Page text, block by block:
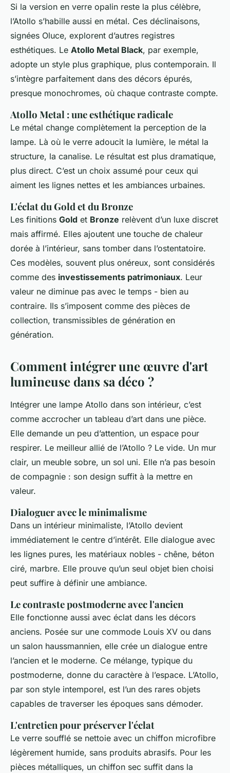
Si la version en verre opalin reste la plus célèbre,
l’Atollo s’habille aussi en métal. Ces déclinaisons,
signées Oluce, explorent d’autres registres
esthétiques. Le Atollo Metal Black, par exemple,
adopte un style plus graphique, plus contemporain. Il
s’intègre parfaitement dans des décors épurés,
presque monochromes, où chaque contraste compte.
Atollo Metal : une esthétique radicale
Le métal change complètement la perception de la
lampe. Là où le verre adoucit la lumière, le métal la
structure, la canalise. Le résultat est plus dramatique,
plus direct. C’est un choix assumé pour ceux qui
aiment les lignes nettes et les ambiances urbaines.
L'éclat du Gold et du Bronze
Les finitions Gold et Bronze relèvent d’un luxe discret
mais affirmé. Elles ajoutent une touche de chaleur
dorée à l’intérieur, sans tomber dans l’ostentatoire.
Ces modèles, souvent plus onéreux, sont considérés
comme des investissements patrimoniaux. Leur
valeur ne diminue pas avec le temps - bien au
contraire. Ils s’imposent comme des pièces de
collection, transmissibles de génération en
génération.
Comment intégrer une œuvre d'art
lumineuse dans sa déco ?
Intégrer une lampe Atollo dans son intérieur, c’est
comme accrocher un tableau d’art dans une pièce.
Elle demande un peu d’attention, un espace pour
respirer. Le meilleur allié de l’Atollo ? Le vide. Un mur
clair, un meuble sobre, un sol uni. Elle n’a pas besoin
de compagnie : son design suffit à la mettre en
valeur.
Dialoguer avec le minimalisme
Dans un intérieur minimaliste, l’Atollo devient
immédiatement le centre d’intérêt. Elle dialogue avec
les lignes pures, les matériaux nobles - chêne, béton
ciré, marbre. Elle prouve qu’un seul objet bien choisi
peut suffire à définir une ambiance.
Le contraste postmoderne avec l'ancien
Elle fonctionne aussi avec éclat dans les décors
anciens. Posée sur une commode Louis XV ou dans
un salon haussmannien, elle crée un dialogue entre
l’ancien et le moderne. Ce mélange, typique du
postmoderne, donne du caractère à l’espace. L’Atollo,
par son style intemporel, est l’un des rares objets
capables de traverser les époques sans démoder.
L'entretien pour préserver l'éclat
Le verre soufflé se nettoie avec un chiffon microfibre
légèrement humide, sans produits abrasifs. Pour les
pièces métalliques, un chiffon sec suffit dans la